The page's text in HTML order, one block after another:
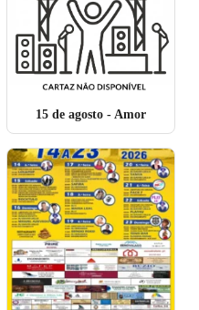
15 de agosto- Amor